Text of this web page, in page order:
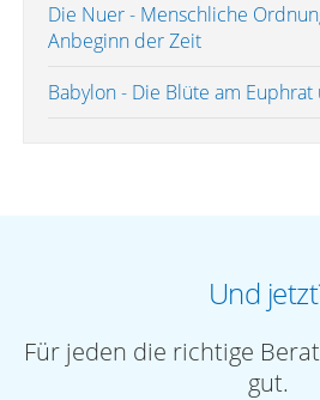
Die Nuer - Menschliche
Anbeginn der Zeit
Babylon - Die Blüte am Euphrat
Und
Für jeden die richtige
gut.